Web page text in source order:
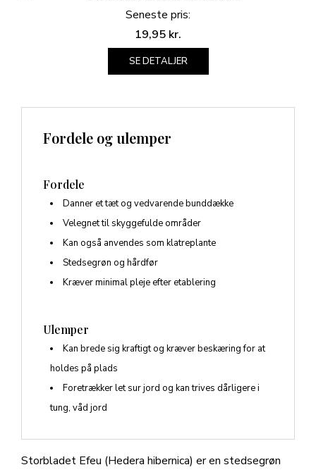
Storbladet Efeu (Hedera hibernica) er en stedsegrøn
Fordele og ulemper
Fordele
Danner et tæt og vedvarende bunddække
Velegnet til skyggefulde områder
Kan også anvendes som klatreplante
Stedsegrøn og hårdfør
Kræver minimal pleje efter etablering
Ulemper
Kan brede sig kraftigt og kræver beskæring for at
holdes på plads
Foretrækker let sur jord og kan trives dårligere i
tung, våd jord
Seneste pris:
19,95 kr.
SE DETALJER